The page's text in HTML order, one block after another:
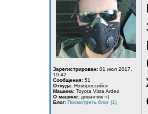
Зарегистрирован: 01 июл 2017,
19:42
Сообщения: 51
Откуда: Новороссийск
Машина: Toyota Vista Ardeo
О машине: диванчик =)
Блог: Посмотреть блог (1)